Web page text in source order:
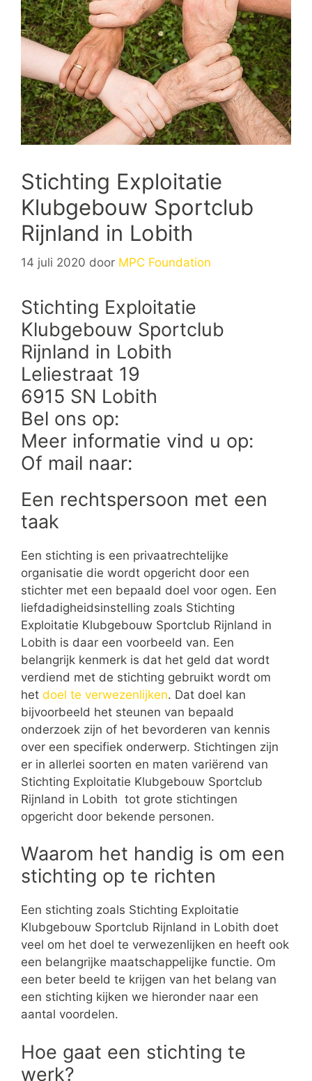
Stichting Exploitatie
Klubgebouw Sportclub
Rijnland in Lobith
14 juli 2020 door MPC Foundation
Stichting Exploitatie
Klubgebouw Sportclub
Rijnland in Lobith
Leliestraat 19
6915 SN Lobith
Bel ons op:
Meer informatie vind u op:
Of mail naar:
Een rechtspersoon met een
taak
Een stichting is een privaatrechtelijke
organisatie die wordt opgericht door een
stichter met een bepaald doel voor ogen. Een
liefdadigheidsinstelling zoals Stichting
Exploitatie Klubgebouw Sportclub Rijnland in
Lobith is daar een voorbeeld van. Een
belangrijk kenmerk is dat het geld dat wordt
verdiend met de stichting gebruikt wordt om
het doel te verwezenlijken. Dat doel kan
bijvoorbeeld het steunen van bepaald
onderzoek zijn of het bevorderen van kennis
over een specifiek onderwerp. Stichtingen zijn
er in allerlei soorten en maten variërend van
Stichting Exploitatie Klubgebouw Sportclub
Rijnland in Lobith tot grote stichtingen
opgericht door bekende personen.
Waarom het handig is om een
stichting op te richten
Een stichting zoals Stichting Exploitatie
Klubgebouw Sportclub Rijnland in Lobith doet
veel om het doel te verwezenlijken en heeft ook
een belangrijke maatschappelijke functie. Om
een beter beeld te krijgen van het belang van
een stichting kijken we hieronder naar een
aantal voordelen.
Hoe gaat een stichting te
werk?